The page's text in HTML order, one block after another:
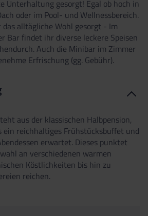
Unterhaltung gesorgt! Egal ob hoch in
oder im Pool- und Wellnessbereich.
alltägliche Wohl gesorgt - Im
Bar findet ihr diverse leckere Speisen
Auch die Minibar im Zimmer
Erfrischung (gg. Gebühr).
aus der klassischen Halbpension,
ein reichhaltiges Frühstücksbuffet und
erwartet. Dieses punktet
an verschiedenen warmen
Köstlichkeiten bis hin zu
reichen.